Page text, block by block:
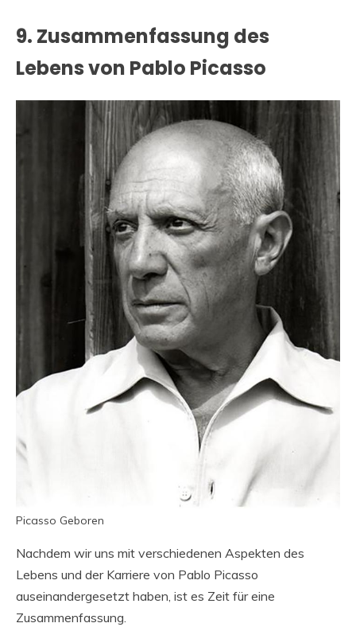
9. Zusammenfassung des
Lebens von Pablo Picasso
Picasso Geboren
Nachdem wir uns mit verschiedenen Aspekten des
Lebens und der Karriere von Pablo Picasso
auseinandergesetzt haben, ist es Zeit für eine
Zusammenfassung.